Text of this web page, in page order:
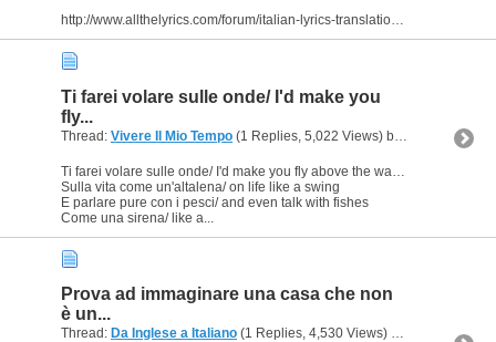
http://www.allthelyrics.com/forum/italian-lyrics-translation/135904-annalisa-scarrone-senza-riserva-in-english-plz.html
Ti farei volare sulle onde/ I'd make you
fly...
Thread: Vivere Il Mio Tempo (1 Replies, 5,022 Views) by
Sulla vita come un'altalena/ on life like a swing
E parlare pure con i pesci/ and even talk with fishes
Come una sirena/ like a...
Prova ad immaginare una casa che non
è un...
Thread: Da Inglese a Italiano (1 Replies, 4,530 Views) by